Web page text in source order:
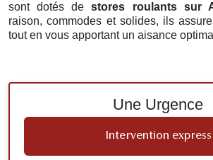
sont dotés destores roulants sur
raison, commodes et solides, ils
tout en vous apportant un aisance
Une Urgence
Intervention express